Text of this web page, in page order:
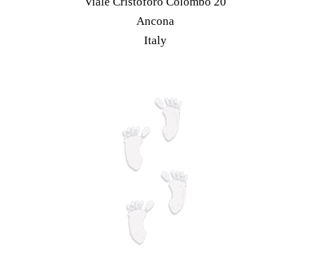
essere
scelte
nella
prodotto
Ancona
Italy